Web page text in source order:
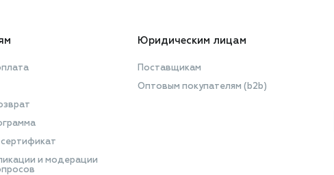
и модерации
Юридическим лицам
Поставщикам
Оптовым покупателям (b2b)